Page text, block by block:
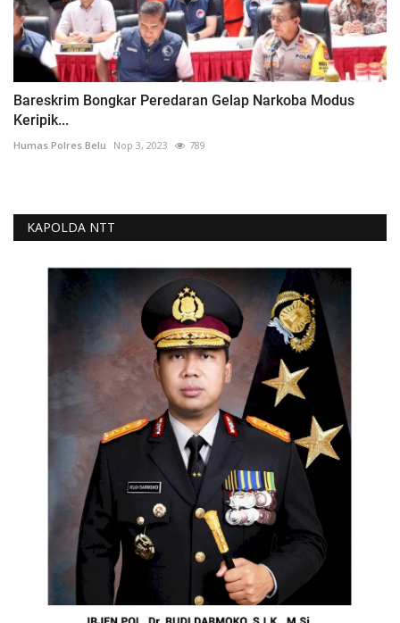
Bareskrim Bongkar Peredaran Gelap Narkoba Modus
Keripik...
Humas Polres Belu Nop 3, 2023 789
KAPOLDA NTT